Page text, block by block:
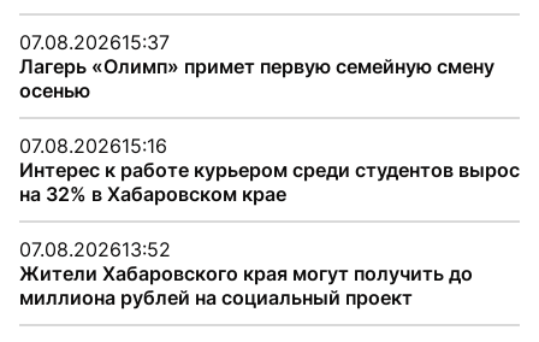
07.08.202615:37
Лагерь «Олимп» примет первую семейную смену
осенью
07.08.202615:16
Интерес к работе курьером среди студентов вырос
на 32% в Хабаровском крае
07.08.202613:52
Жители Хабаровского края могут получить до
миллиона рублей на социальный проект